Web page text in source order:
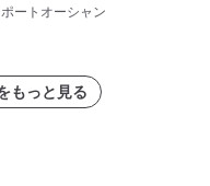
高速光通信需要が成長を加
ートオーシャン
もっと見る